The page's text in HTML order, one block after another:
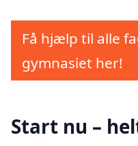
Få hjælp til alle
gymnasiet her!
Start nu –